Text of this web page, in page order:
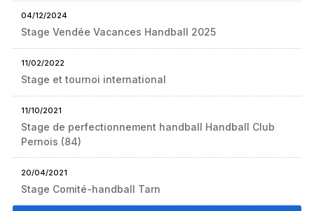
04/12/2024
Stage Vendée Vacances Handball 2025
11/02/2022
Stage et tournoi international
11/10/2021
Stage de perfectionnement handball Handball Club
Pernois (84)
20/04/2021
Stage Comité-handball Tarn